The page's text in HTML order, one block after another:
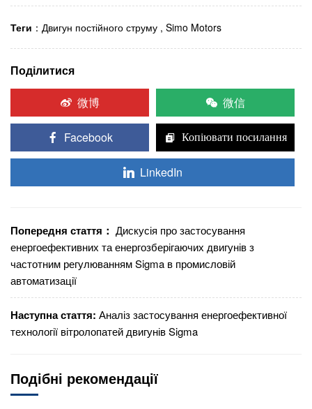
Теги ： Двигун постійного струму , Simo Motors
Поділитися
微博
微信
Facebook Копіювати посилання
LinkedIn
Попередня стаття： Дискусія про застосування
енергоефективних та енергозберігаючих двигунів з
частотним регулюванням Sigma в промисловій
автоматизації
Наступна стаття: Аналіз застосування енергоефективної
технології вітролопатей двигунів Sigma
Подібні рекомендації